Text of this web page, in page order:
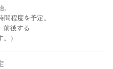
間程度を予定。
前後する
）